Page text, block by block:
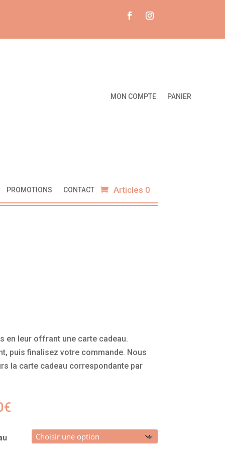
MON COMPTE PANIER
PROMOTIONS CONTACT Articles 0
en leur offrant une carte cadeau.
puis finalisez votre commande. Nous
la carte cadeau correspondante par
€Plage
prix :